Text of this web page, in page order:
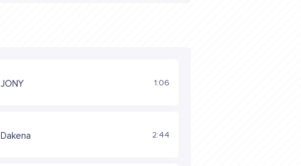
JONY 1:06
Dakena 2:44